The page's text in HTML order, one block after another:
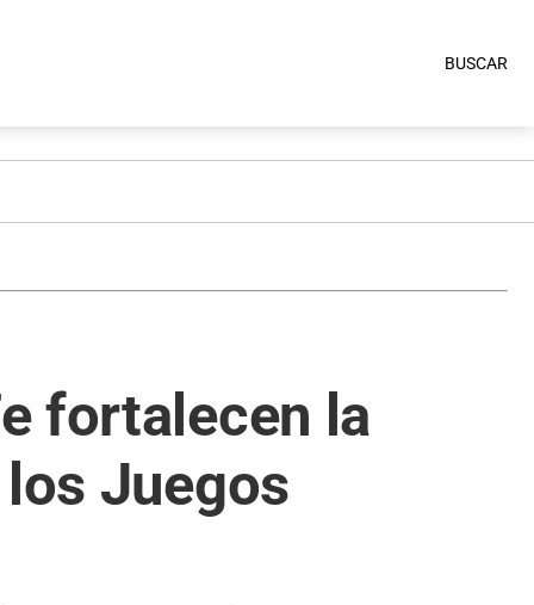
BUSCAR
fortalecen la
Juegos